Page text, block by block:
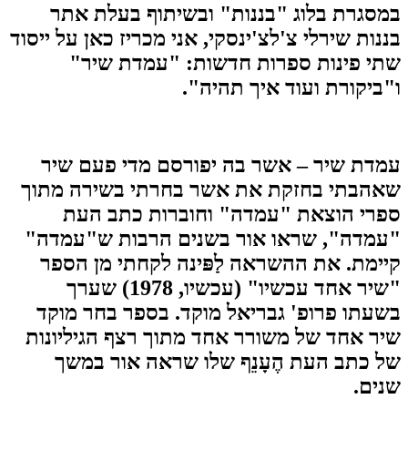
במסגרת בלוג "בננות" ובשיתוף בעלת אתר
בננות שירלי צ'לצ'ינסקי, אני מכריז כאן על ייסוד
שתי פינות ספרות חדשות: "עמדת שיר"
ו"ביקורת ועוד איך תהיה".
עמדת שיר– אשר בה יפורסם מדי פעם שיר
שאהבתי בחזקת את אשר בחרתי בשירה מתוך
ספרי הוצאת "עמדה" וחוברות כתב העת
"עמדה", שראו אור בשנים הרבות ש"עמדה"
קיימת. את ההשראה לַפּינה לקחתי מן הספר
"שיר אחד עכשיו" (עכשיו, 1978) שערך
בשעתו פרופ' גבריאל מוקד. בספר בחר מוקד
שיר אחד של משורר אחד מתוך רצף הגיליונות
של כתב העת הֶעָנֵף שלו שראה אור במשך
שנים.